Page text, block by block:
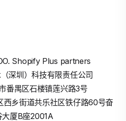
Shopify Plus partners
深圳）科技有限责任公司
番禺区石楼镇莲兴路3号
西乡街道共乐社区铁仔路60号奋
大厦B座2001A